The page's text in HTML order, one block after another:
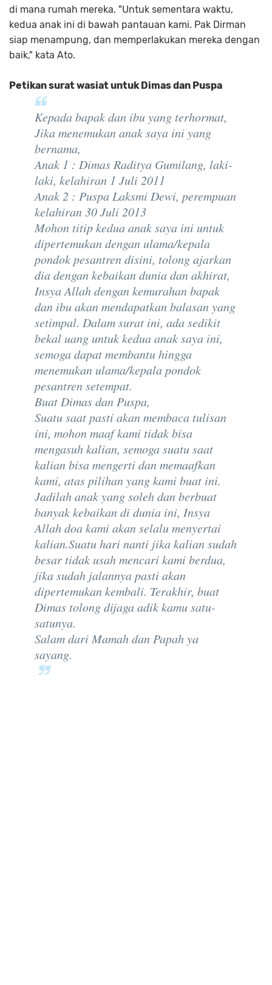
di mana rumah mereka. "Untuk sementara waktu,
kedua anak ini di bawah pantauan kami. Pak Dirman
siap menampung, dan memperlakukan mereka dengan
baik," kata Ato.
Petikan surat wasiat untuk Dimas dan Puspa
Kepada bapak dan ibu yang terhormat,
Jika menemukan anak saya ini yang
bernama,
Anak 1 : Dimas Raditya Gumilang, laki-
laki, kelahiran 1 Juli 2011
Anak 2 : Puspa Laksmi Dewi, perempuan
kelahiran 30 Juli 2013
Mohon titip kedua anak saya ini untuk
dipertemukan dengan ulama/kepala
pondok pesantren disini, tolong ajarkan
dia dengan kebaikan dunia dan akhirat,
Insya Allah dengan kemurahan bapak
dan ibu akan mendapatkan balasan yang
setimpal. Dalam surat ini, ada sedikit
bekal uang untuk kedua anak saya ini,
semoga dapat membantu hingga
menemukan ulama/kepala pondok
pesantren setempat.
Buat Dimas dan Puspa,
Suatu saat pasti akan membaca tulisan
ini, mohon maaf kami tidak bisa
mengasuh kalian, semoga suatu saat
kalian bisa mengerti dan memaafkan
kami, atas pilihan yang kami buat ini.
Jadilah anak yang soleh dan berbuat
banyak kebaikan di dunia ini, Insya
Allah doa kami akan selalu menyertai
kalian.Suatu hari nanti jika kalian sudah
besar tidak usah mencari kami berdua,
jika sudah jalannya pasti akan
dipertemukan kembali. Terakhir, buat
Dimas tolong dijaga adik kamu satu-
satunya.
Salam dari Mamah dan Papah ya
sayang.